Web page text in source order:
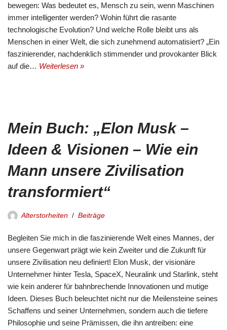
bewegen: Was bedeutet es, Mensch zu sein, wenn Maschinen
immer intelligenter werden? Wohin führt die rasante
technologische Evolution? Und welche Rolle bleibt uns als
Menschen in einer Welt, die sich zunehmend automatisiert? „Ein
faszinierender, nachdenklich stimmender und provokanter Blick
auf die… Weiterlesen »
Mein Buch: „Elon Musk –
Ideen & Visionen – Wie ein
Mann unsere Zivilisation
transformiert“
Alterstorheiten Beiträge
Begleiten Sie mich in die faszinierende Welt eines Mannes, der
unsere Gegenwart prägt wie kein Zweiter und die Zukunft für
unsere Zivilisation neu definiert! Elon Musk, der visionäre
Unternehmer hinter Tesla, SpaceX, Neuralink und Starlink, steht
wie kein anderer für bahnbrechende Innovationen und mutige
Ideen. Dieses Buch beleuchtet nicht nur die Meilensteine seines
Schaffens und seiner Unternehmen, sondern auch die tiefere
Philosophie und seine Prämissen, die ihn antreiben: eine